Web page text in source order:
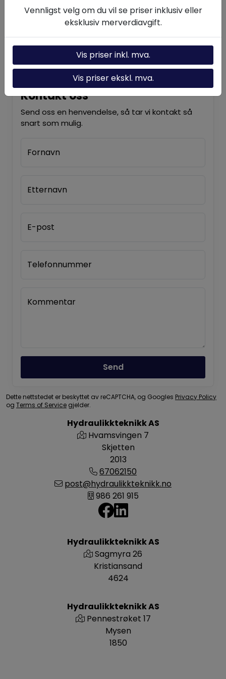
Hydraulikkteknikk AS
Hvamsvingen 7
Skjetten
2013
67062150
post@hydraulikkteknikk.no
986 261 915
Hydraulikkteknikk AS
Pennestrøket 17
Mysen
1850
Hydraulikkteknikk AS
Sagmyra 26
Kristiansand
4624
Kontakt oss
Send oss en henvendelse, så tar vi kontakt så
snart som mulig.
Fornavn
Etternavn
E-post
Telefonnummer
Kommentar
Send
Dette nettstedet er beskyttet av reCAPTCHA, og Googles Privacy Policy
og Terms of Service gjelder.
Vennligst velg om du vil se priser inklusiv eller
eksklusiv merverdiavgift.
Vis priser inkl. mva.
Vis priser ekskl. mva.